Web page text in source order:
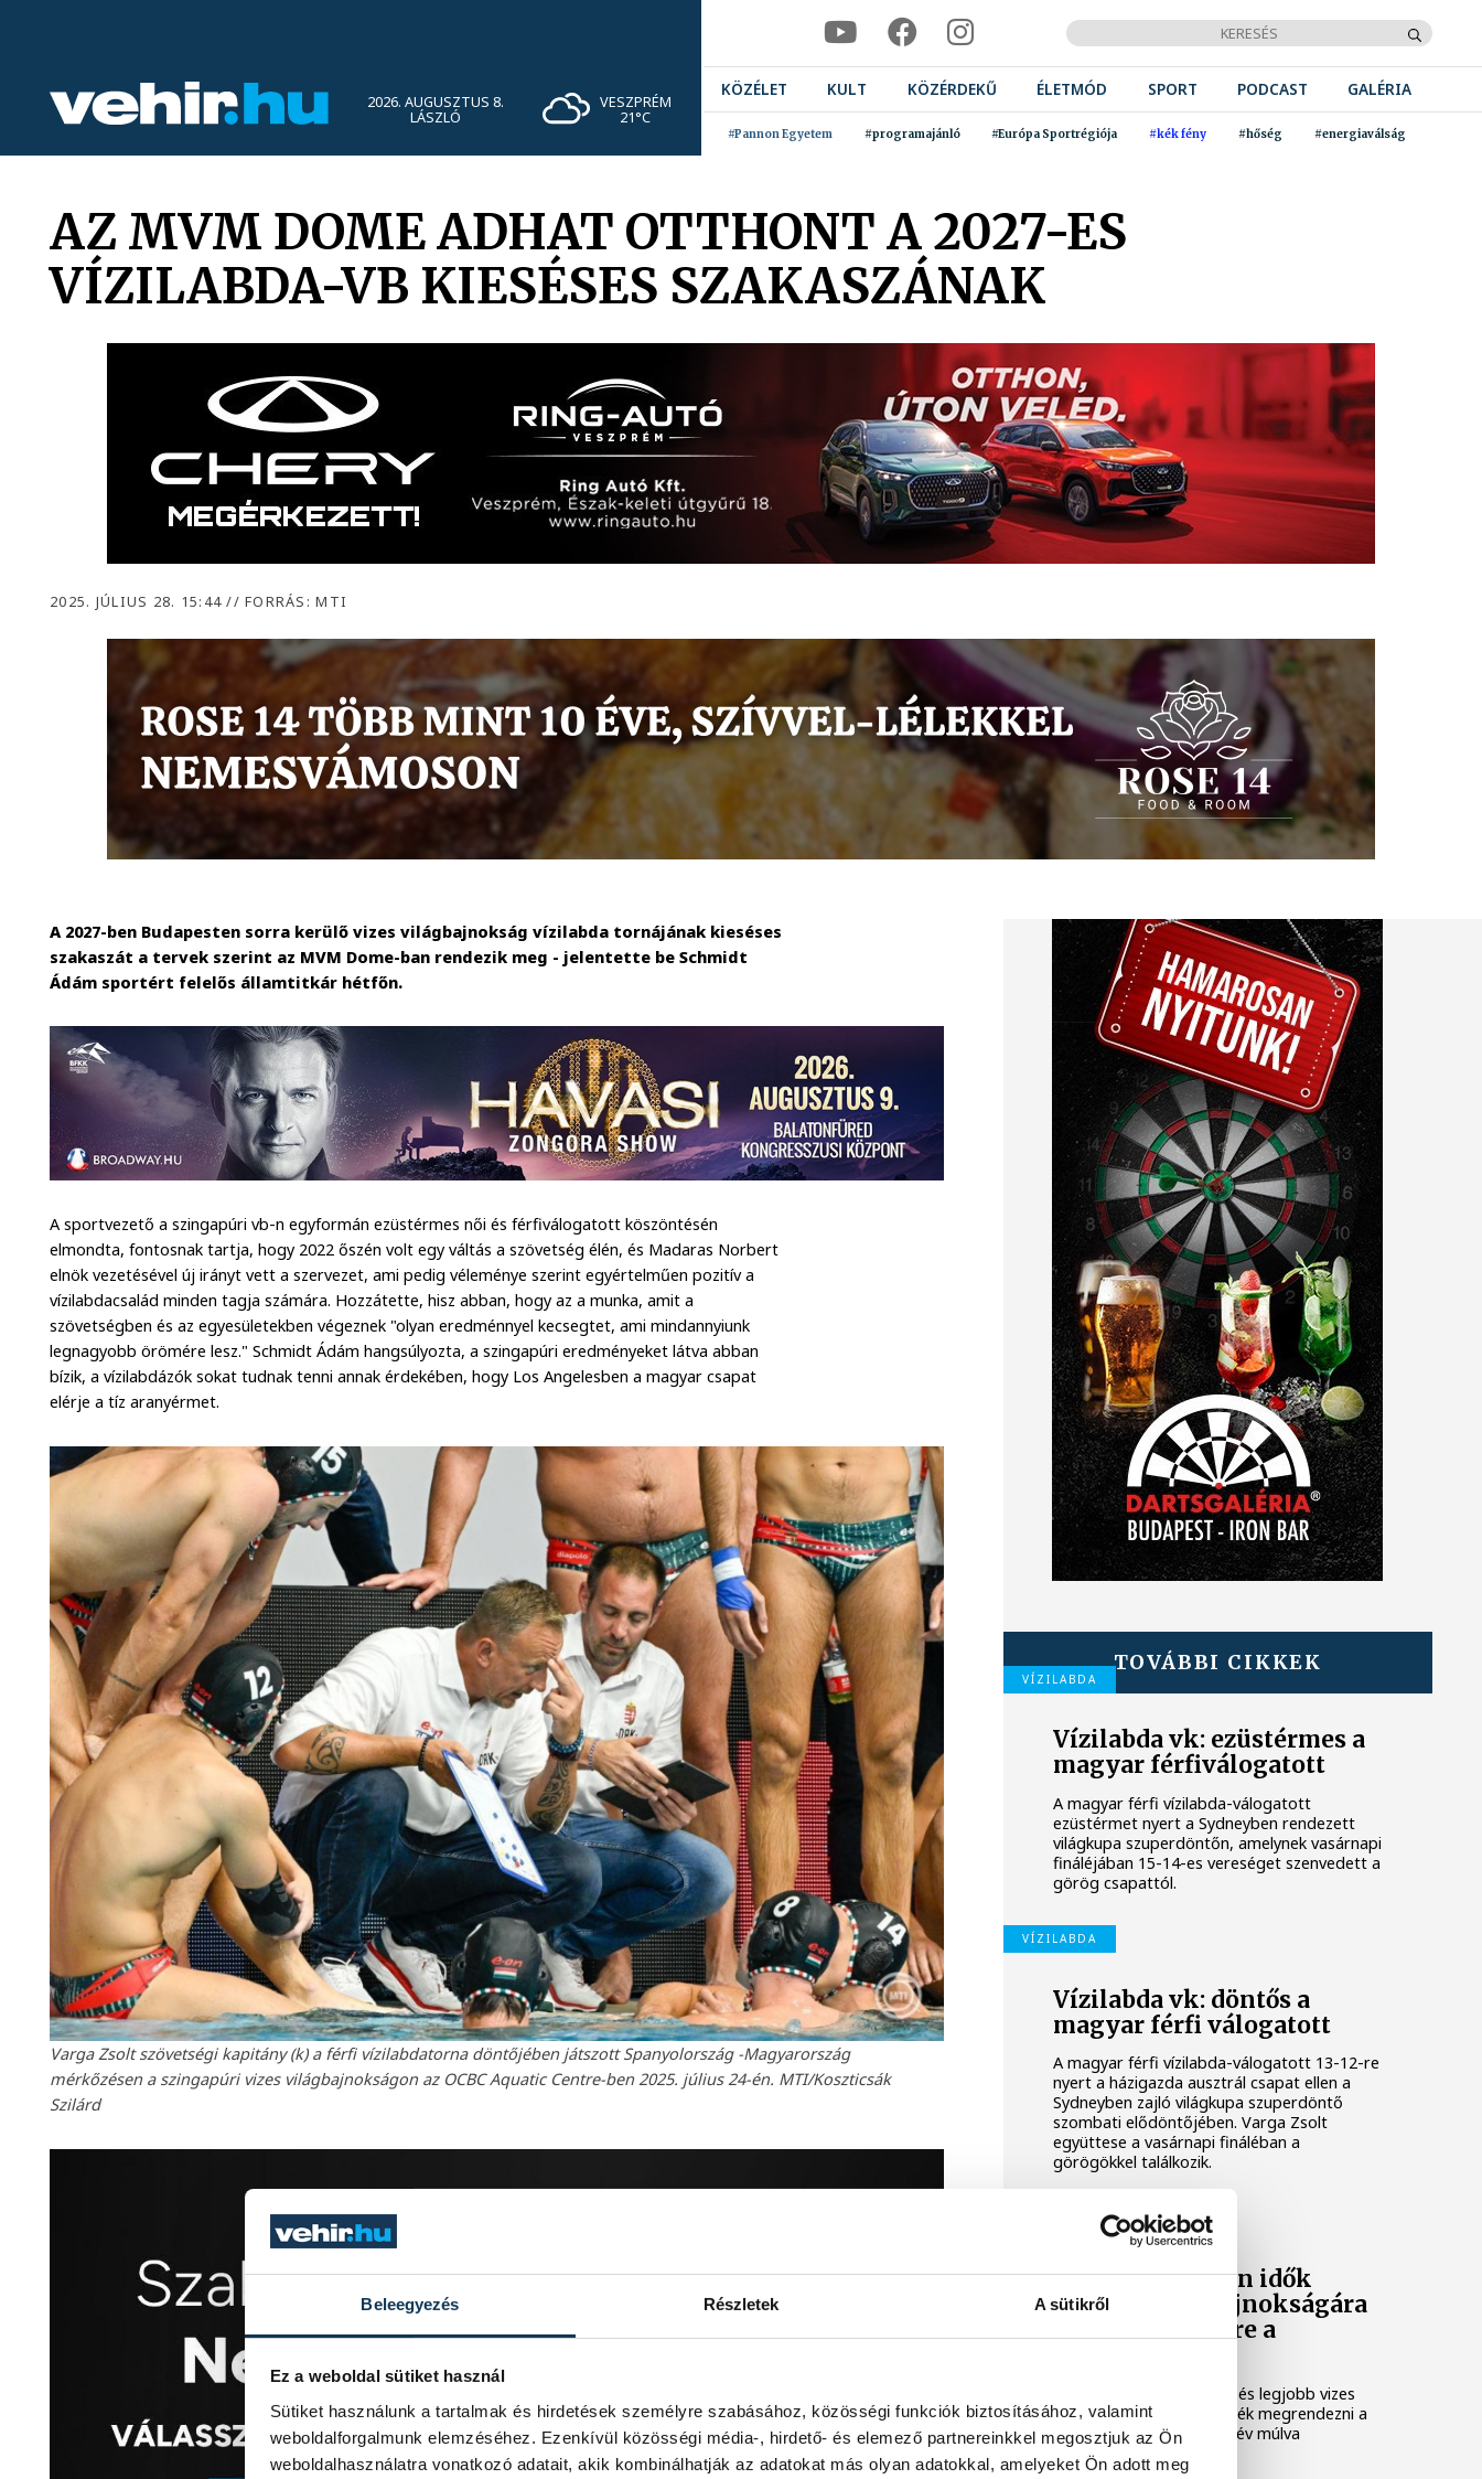
Beleegyezés Részletek A sütikről
Ez a weboldal sütiket használ
Sütiket használunk a tartalmak és hirdetések személyre szabásához, közösségi funkciók biztosításához, valamint
weboldalforgalmunk elemzéséhez. Ezenkívül közösségi média-, hirdető- és elemező partnereinkkel megosztjuk az Ön
weboldalhasználatra vonatkozó adatait, akik kombinálhatják az adatokat más olyan adatokkal, amelyeket Ön adott meg
2026. AUGUSZTUS 8.
LÁSZLÓ
VESZPRÉM
21°C
KÖZÉLET KULT KÖZÉRDEKŰ ÉLETMÓD SPORT PODCAST GALÉRIA
#Pannon Egyetem #programajánló #Európa Sportrégiója #kék fény #hőség #energiaválság
AZ MVM DOME ADHAT OTTHONT A 2027-ES
VÍZILABDA-VB KIESÉSES SZAKASZÁNAK
2025. JÚLIUS 28. 15:44// FORRÁS: MTI
A 2027-ben Budapesten sorra kerülő vizes világbajnokság vízilabda tornájának kieséses
szakaszát a tervek szerint az MVM Dome-ban rendezik meg - jelentette be Schmidt
Ádám sportért felelős államtitkár hétfőn.
A sportvezető a szingapúri vb-n egyformán ezüstérmes női és férfiválogatott köszöntésén
elmondta, fontosnak tartja, hogy 2022 őszén volt egy váltás a szövetség élén, és Madaras Norbert
elnök vezetésével új irányt vett a szervezet, ami pedig véleménye szerint egyértelműen pozitív a
vízilabdacsalád minden tagja számára. Hozzátette, hisz abban, hogy az a munka, amit a
szövetségben és az egyesületekben végeznek "olyan eredménnyel kecsegtet, ami mindannyiunk
legnagyobb örömére lesz." Schmidt Ádám hangsúlyozta, a szingapúri eredményeket látva abban
bízik, a vízilabdázók sokat tudnak tenni annak érdekében, hogy Los Angelesben a magyar csapat
elérje a tíz aranyérmet.
Varga Zsolt szövetségi kapitány (k) a férfi vízilabdatorna döntőjében játszott Spanyolország -Magyarország
mérkőzésen a szingapúri vizes világbajnokságon az OCBC Aquatic Centre-ben 2025. július 24-én. MTI/Koszticsák
Szilárd
TOVÁBBI CIKKEK
VÍZILABDA
Vízilabda vk: ezüstérmes a
magyar férfiválogatott
A magyar férfi vízilabda-válogatott
ezüstérmet nyert a Sydneyben rendezett
világkupa szuperdöntőn, amelynek vasárnapi
fináléjában 15-14-es vereséget szenvedett a
görög csapattól.
VÍZILABDA
Vízilabda vk: döntős a
magyar férfi válogatott
A magyar férfi vízilabda-válogatott 13-12-re
nyert a házigazda ausztrál csapat ellen a
Sydneyben zajló világkupa szuperdöntő
szombati elődöntőjében. Varga Zsolt
együttese a vasárnapi fináléban a
görögökkel találkozik.
ORSZÁG-VILÁG
Vizes vb: minden idők
legjobb világbajnokságára
készülnek jövőre a
Minden idők legnagyobb és legjobb vizes
világbajnokságát szeretnék megrendezni a
szervezők pontosan egy év múlva
Budapesten.